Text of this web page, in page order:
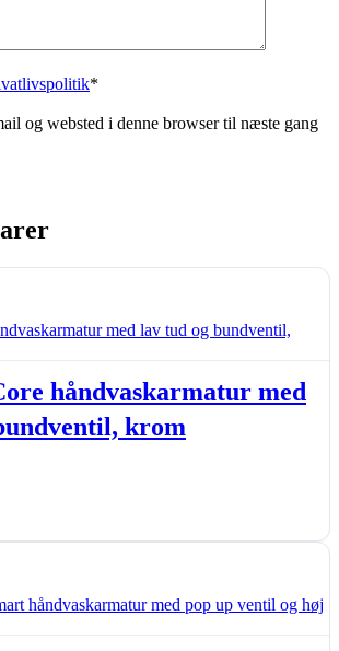
*
og websted i denne browser til næste gang
håndvaskarmatur med
krom